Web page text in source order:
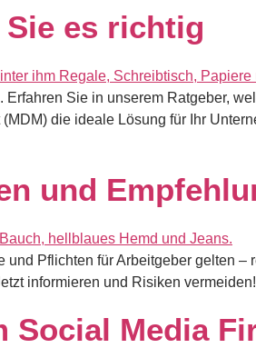
Sie es richtig
Sie in unserem Ratgeber,
die ideale Lösung für Ihr
und
Pflichten für Arbeitgeber gelten –
informieren und Risiken vermeiden!
Social Media